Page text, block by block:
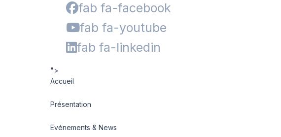
fab fa-facebook
fab fa-youtube
fab fa-linkedin
">
Accueil
Présentation
Evénements & News